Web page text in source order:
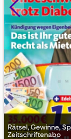
Rätsel, Gewinne,
Zeitschriftenabo